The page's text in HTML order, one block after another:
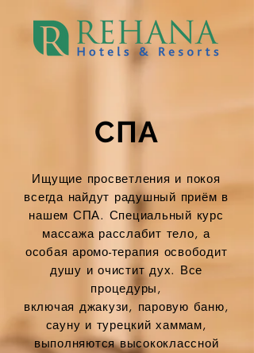
Ищущие просветления и покоя
всегда найдут радушный приём в
нашем СПА. Специальный курс
массажа расслабит тело, а
особая аромо-терапия освободит
душу и очистит дух. Все
процедуры,
включая джакузи, паровую баню,
сауну и турецкий хаммам,
выполняются высококлассной
СПА